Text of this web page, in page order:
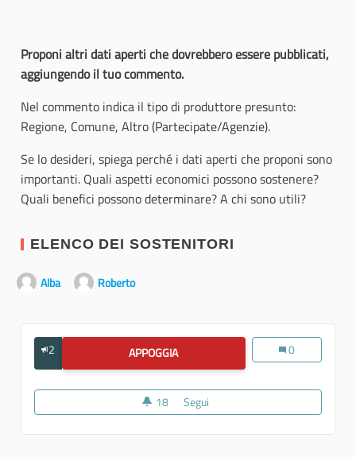
Proponi altri dati aperti che dovrebbero essere pubblicati,
aggiungendo il tuo commento.
Nel commento indica il tipo di produttore presunto:
Regione, Comune, Altro (Partecipate/Agenzie).
Se lo desideri, spiega perché i dati aperti che proponi sono
importanti. Quali aspetti economici possono sostenere?
Quali benefici possono determinare? A chi sono utili?
ELENCO DEI SOSTENITORI
Alba Roberto
2 APPOGGIASCIENZA E TECNOLOGIAScienza e
0
18 18 sostenitori
Segui